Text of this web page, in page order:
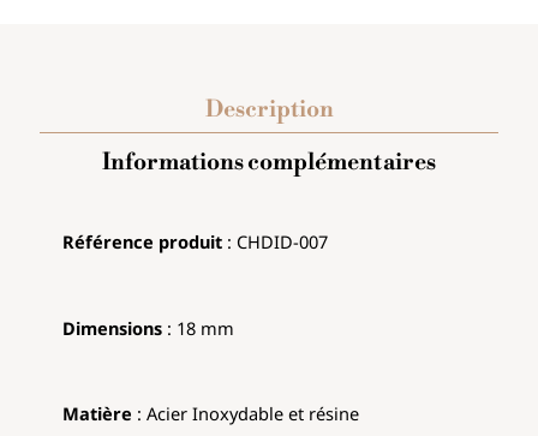
Description
Informations complémentaires
Référence produit : CHDID-007
Dimensions : 18 mm
Matière : Acier Inoxydable et résine